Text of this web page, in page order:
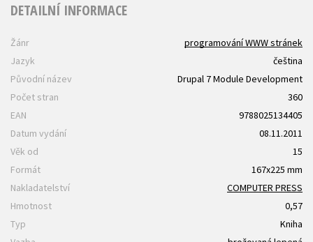
DETAILNÍ INFORMACE
Žánr
programování WWW stránek
Jazyk
čeština
Původní název
Drupal 7 Module Development
Počet stran
360
EAN
9788025134405
Datum vydání
08.11.2011
Věk od
15
Formát
167x225 mm
Nakladatelství
COMPUTER PRESS
Hmotnost
0,57
Typ
Kniha